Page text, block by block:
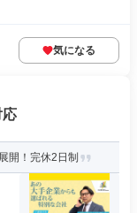
気になる
応
開！完休2日制